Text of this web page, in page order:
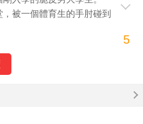
，被一個體育生的手肘碰到
老子是吧！」 後來，他掐著我
一次。」
5